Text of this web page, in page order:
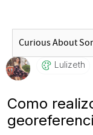
Lulizeth
Como